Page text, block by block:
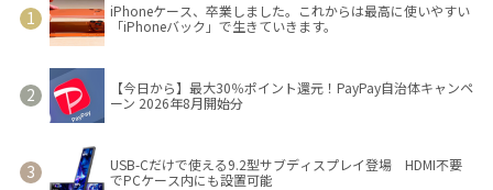
iPhoneケース、卒業しました。これからは最高に使いやすい
「iPhoneバック」で生きていきます。
【今日から】最大30％ポイント還元！PayPay自治体キャンペ
ーン 2026年8月開始分
USB-Cだけで使える9.2型サブディスプレイ登場 HDMI不要
でPCケース内にも設置可能